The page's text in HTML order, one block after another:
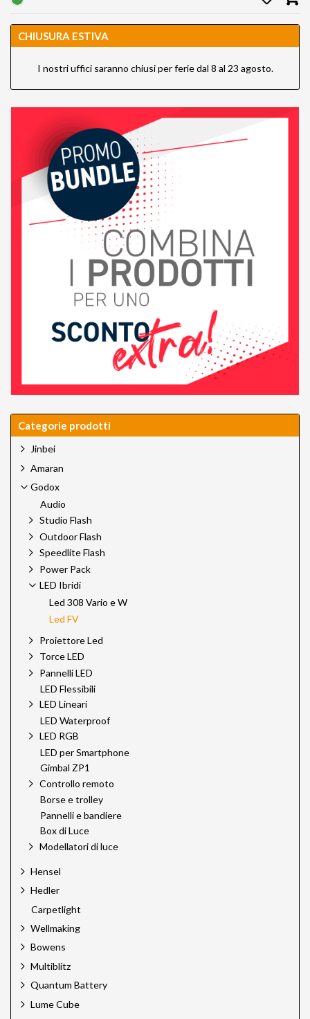
CHIUSURA ESTIVA
I nostri uffici saranno chiusi per ferie dal 8 al 23 agosto.
Categorie prodotti
Jinbei
Amaran
Godox
Audio
Studio Flash
Outdoor Flash
Speedlite Flash
Power Pack
LED Ibridi
Led 308 Vario e W
Led FV
Proiettore Led
Torce LED
Pannelli LED
LED Flessibili
LED Lineari
LED Waterproof
LED RGB
LED per Smartphone
Gimbal ZP1
Controllo remoto
Borse e trolley
Pannelli e bandiere
Box di Luce
Modellatori di luce
Hensel
Hedler
Carpetlight
Wellmaking
Bowens
Multiblitz
Quantum Battery
Lume Cube